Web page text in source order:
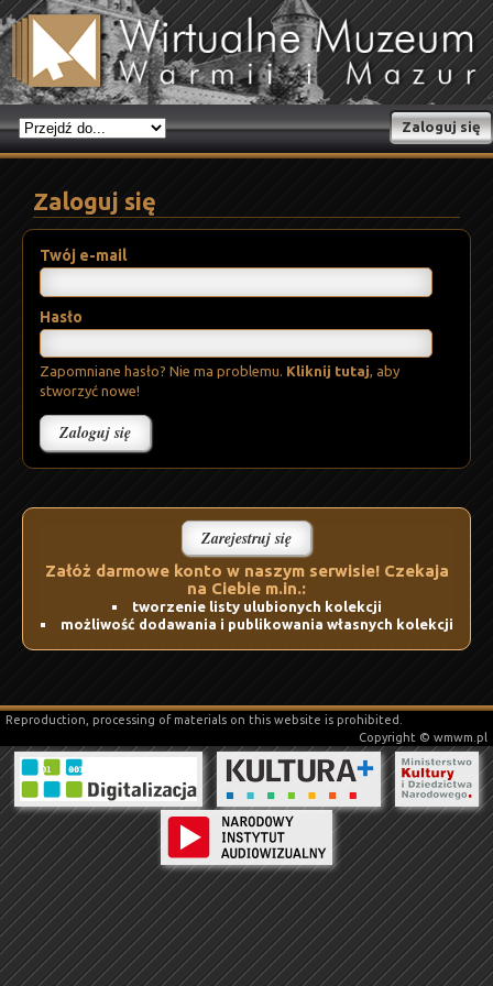
Zaloguj się
Zaloguj się
Twój e-mail
Hasło
Zapomniane hasło? Nie ma problemu. Kliknij tutaj, aby
stworzyć nowe!
Zarejestruj się
Załóż darmowe konto w naszym serwisie! Czekaja
na Ciebie m.in.:
tworzenie listy ulubionych kolekcji
możliwość dodawania i publikowania własnych kolekcji
Reproduction, processing of materials on this website is prohibited.
Copyright © wmwm.pl